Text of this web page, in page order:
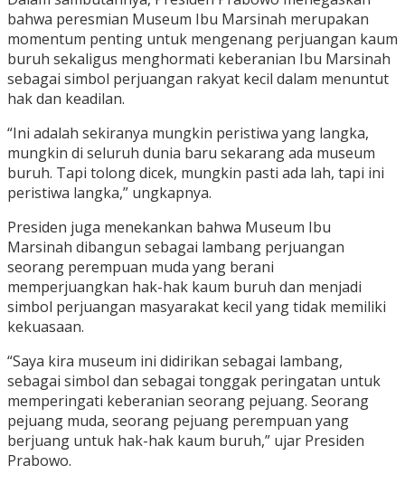
bahwa peresmian Museum Ibu Marsinah merupakan
momentum penting untuk mengenang perjuangan kaum
buruh sekaligus menghormati keberanian Ibu Marsinah
sebagai simbol perjuangan rakyat kecil dalam menuntut
hak dan keadilan.
“Ini adalah sekiranya mungkin peristiwa yang langka,
mungkin di seluruh dunia baru sekarang ada museum
buruh. Tapi tolong dicek, mungkin pasti ada lah, tapi ini
peristiwa langka,” ungkapnya.
Presiden juga menekankan bahwa Museum Ibu
Marsinah dibangun sebagai lambang perjuangan
seorang perempuan muda yang berani
memperjuangkan hak-hak kaum buruh dan menjadi
simbol perjuangan masyarakat kecil yang tidak memiliki
kekuasaan.
“Saya kira museum ini didirikan sebagai lambang,
sebagai simbol dan sebagai tonggak peringatan untuk
memperingati keberanian seorang pejuang. Seorang
pejuang muda, seorang pejuang perempuan yang
berjuang untuk hak-hak kaum buruh,” ujar Presiden
Prabowo.